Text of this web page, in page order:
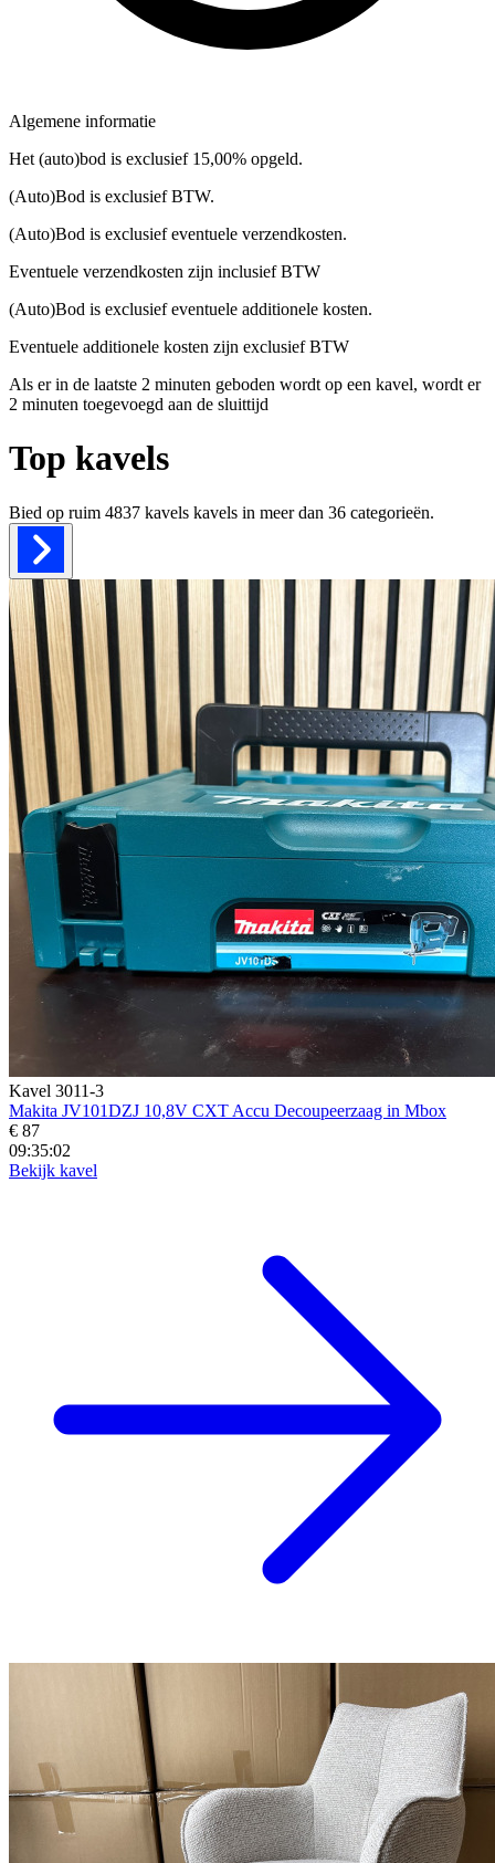
Algemene informatie
Het (auto)bod is exclusief 15,00% opgeld.
(Auto)Bod is exclusief BTW.
(Auto)Bod is exclusief eventuele verzendkosten.
Eventuele verzendkosten zijn inclusief BTW
(Auto)Bod is exclusief eventuele additionele kosten.
Eventuele additionele kosten zijn exclusief BTW
Als er in de laatste 2 minuten geboden wordt op een kavel, wordt er
2 minuten toegevoegd aan de sluittijd
Top kavels
Bied op ruim 4837 kavels kavels in meer dan 36 categorieën.
Kavel 3011-3
Makita JV101DZJ 10,8V CXT Accu Decoupeerzaag in Mbox
€ 87
09:35:01
Bekijk kavel